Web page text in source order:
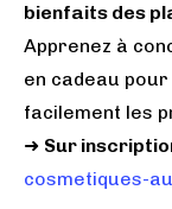
bienfaits des
Apprenez à
en cadeau
facilement les
➜ Sur
cosmetiques-